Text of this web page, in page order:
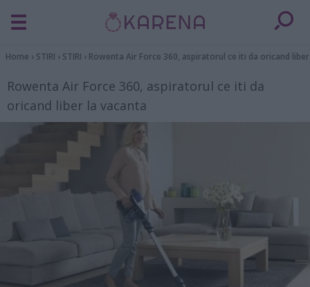
Home › STIRI › STIRI › Rowenta Air Force 360, aspiratorul ce iti da oricand
Rowenta Air Force 360, aspiratorul ce iti da
oricand liber la vacanta